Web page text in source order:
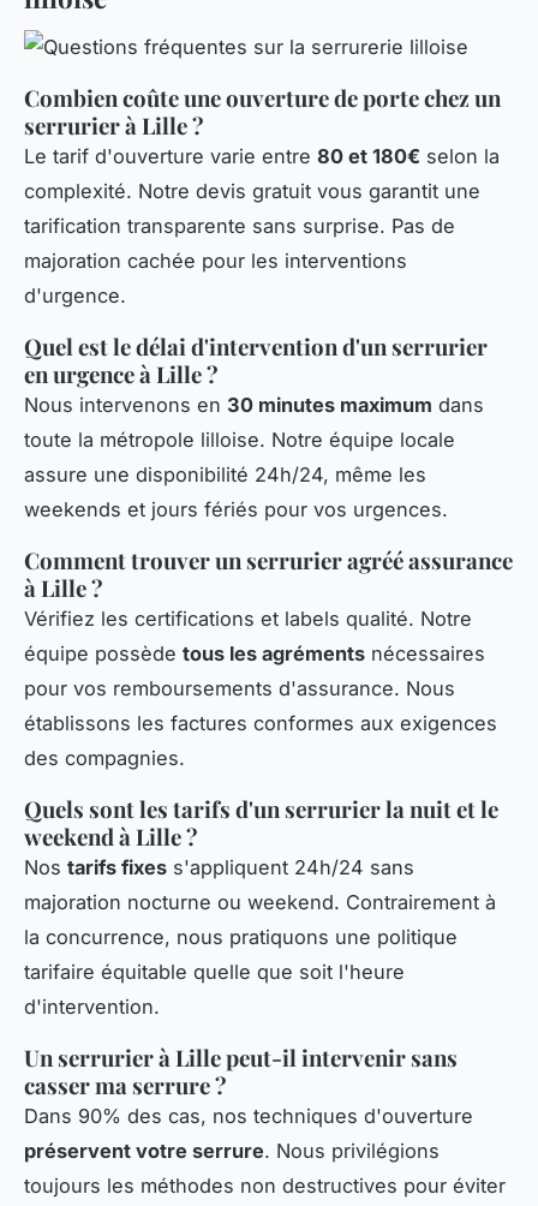
Combien coûte une ouverture de porte chez un
serrurier à Lille ?
Le tarif d'ouverture varie entre 80 et 180€ selon la
complexité. Notre devis gratuit vous garantit une
tarification transparente sans surprise. Pas de
majoration cachée pour les interventions
d'urgence.
Quel est le délai d'intervention d'un serrurier
en urgence à Lille ?
Nous intervenons en 30 minutes maximum dans
toute la métropole lilloise. Notre équipe locale
assure une disponibilité 24h/24, même les
weekends et jours fériés pour vos urgences.
Comment trouver un serrurier agréé assurance
à Lille ?
Vérifiez les certifications et labels qualité. Notre
équipe possède tous les agréments nécessaires
pour vos remboursements d'assurance. Nous
établissons les factures conformes aux exigences
des compagnies.
Quels sont les tarifs d'un serrurier la nuit et le
weekend à Lille ?
Nos tarifs fixes s'appliquent 24h/24 sans
majoration nocturne ou weekend. Contrairement à
la concurrence, nous pratiquons une politique
tarifaire équitable quelle que soit l'heure
d'intervention.
Un serrurier à Lille peut-il intervenir sans
casser ma serrure ?
Dans 90% des cas, nos techniques d'ouverture
préservent votre serrure. Nous privilégions
toujours les méthodes non destructives pour éviter